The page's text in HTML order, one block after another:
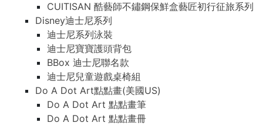
CUITISAN 酷藝師不鏽鋼保鮮盒藝匠初行征旅系列
Disney迪士尼系列
迪士尼系列泳裝
迪士尼寶寶護頭背包
BBox 迪士尼聯名款
迪士尼兒童遊戲桌椅組
Do A Dot Art點點畫(美國US)
Do A Dot Art 點點畫筆
Do A Dot Art 點點畫冊